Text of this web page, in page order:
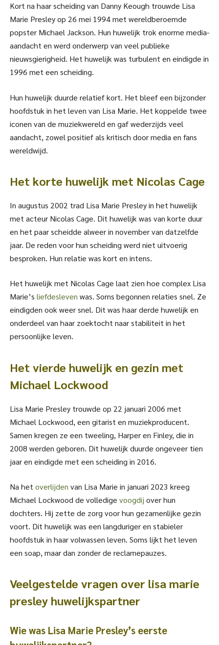
Kort na haar scheiding van Danny Keough trouwde Lisa
Marie Presley op 26 mei 1994 met wereldberoemde
popster Michael Jackson. Hun huwelijk trok enorme media-
aandacht en werd onderwerp van veel publieke
nieuwsgierigheid. Het huwelijk was turbulent en eindigde in
1996 met een scheiding.
Hun huwelijk duurde relatief kort. Het bleef een bijzonder
hoofdstuk in het leven van Lisa Marie. Het koppelde twee
iconen van de muziekwereld en gaf wederzijds veel
aandacht, zowel positief als kritisch door media en fans
wereldwijd.
Het korte huwelijk met Nicolas Cage
In augustus 2002 trad Lisa Marie Presley in het huwelijk
met acteur Nicolas Cage. Dit huwelijk was van korte duur
en het paar scheidde alweer in november van datzelfde
jaar. De reden voor hun scheiding werd niet uitvoerig
besproken. Hun relatie was kort en intens.
Het huwelijk met Nicolas Cage laat zien hoe complex Lisa
Marie’s liefdesleven was. Soms begonnen relaties snel. Ze
eindigden ook weer snel. Dit was haar derde huwelijk en
onderdeel van haar zoektocht naar stabiliteit in het
persoonlijke leven.
Het vierde huwelijk en gezin met
Michael Lockwood
Lisa Marie Presley trouwde op 22 januari 2006 met
Michael Lockwood, een gitarist en muziekproducent.
Samen kregen ze een tweeling, Harper en Finley, die in
2008 werden geboren. Dit huwelijk duurde ongeveer tien
jaar en eindigde met een scheiding in 2016.
Na het overlijden van Lisa Marie in januari 2023 kreeg
Michael Lockwood de volledige voogdij over hun
dochters. Hij zette de zorg voor hun gezamenlijke gezin
voort. Dit huwelijk was een langduriger en stabieler
hoofdstuk in haar volwassen leven. Soms lijkt het leven
een soap, maar dan zonder de reclamepauzes.
Veelgestelde vragen over lisa marie
presley huwelijkspartner
Wie was Lisa Marie Presley’s eerste